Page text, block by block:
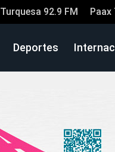
Turquesa 92.9 FM Paax
Deportes